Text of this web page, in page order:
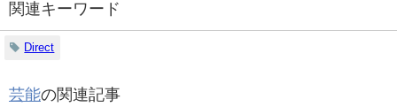
関連キーワード
Direct
芸能の関連記事